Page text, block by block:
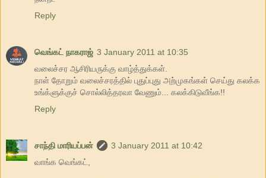
Reply
வெங்கட் நாகராஜ் 3 January 2011 at 10:35
வலைச்சர ஆசிரியருக்கு வாழ்த்துக்கள்.
நாள் தோறும் வலைச்சரத்தில் புதுப்புது அற்முகங்கள் செய்து கலக்க
உங்க்ளுக்குச் சொல்லித்தரவா வேணும்... கலக்கிடுவீங்க!!
Reply
சாந்தி மாரியப்பன்
3 January 2011 at 10:42
வாங்க வெங்கட்,